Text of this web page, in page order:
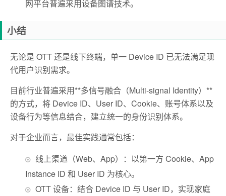
网平台普遍采用设备图谱技术。
小结
无论是 OTT 还是线下终端，单一 Device ID 已无法满足现
代用户识别需求。
目前行业普遍采用**多信号融合（Multi-signal Identity）**
的方式，将 Device ID、User ID、Cookie、账号体系以及
设备行为等信息结合，建立统一的身份识别体系。
对于企业而言，最佳实践通常包括：
线上渠道（Web、App）：以第一方 Cookie、App
Instance ID 和 User ID 为核心。
OTT 设备：结合 Device ID 与 User ID，实现家庭